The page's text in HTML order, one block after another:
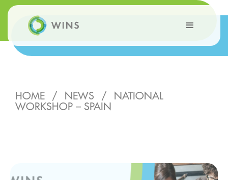
HOME / NEWS /
NATIONAL
WORKSHOP – SPAIN